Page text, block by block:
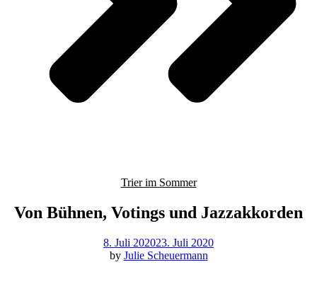
Trier im Sommer
Von Bühnen, Votings und Jazzakkorden
8. Juli 202023. Juli 2020
by Julie Scheuermann